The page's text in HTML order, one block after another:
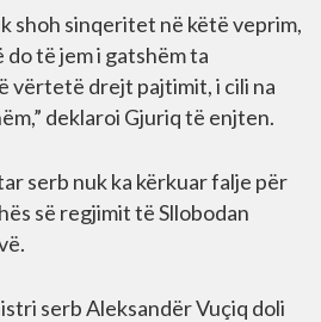
shoh sinqeritet në këtë veprim,
të jem i gatshëm ta
vërtetë drejt pajtimit, i cili na
deklaroi Gjuriq të enjten.
serb nuk ka kërkuar falje për
së regjimit të Sllobodan
serb Aleksandër Vuçiq doli